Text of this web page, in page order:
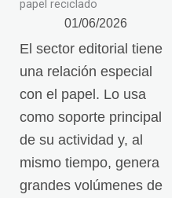
01/06/2026
El sector editorial tiene
una relación especial
con el papel. Lo usa
como soporte principal
de su actividad y, al
mismo tiempo, genera
grandes volúmenes de